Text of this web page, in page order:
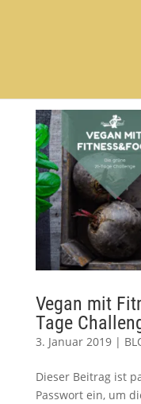
Vegan mit
Tage
3. Januar 2019|
Dieser Beitrag ist
Passwort ein, um